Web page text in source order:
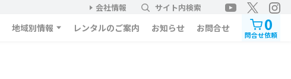
会社情報 サイト内検索
地域別情報 レンタルのご案内 お知らせ お問合せ 0
問合せ依頼